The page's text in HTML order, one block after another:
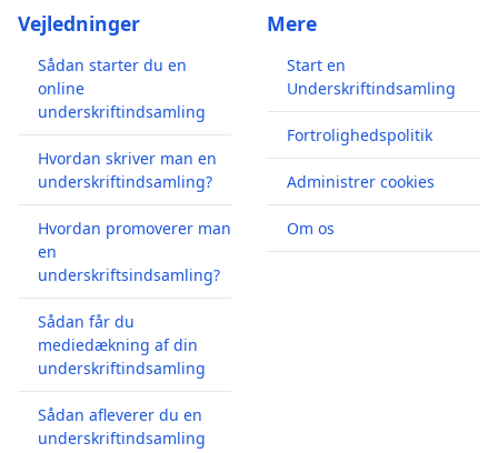
Vejledninger
Sådan starter du en
online
underskriftindsamling
Hvordan skriver man en
underskriftindsamling?
Hvordan promoverer man
en
underskriftsindsamling?
Sådan får du
mediedækning af din
underskriftindsamling
Sådan afleverer du en
underskriftindsamling
Mere
Start en
Underskriftindsamling
Fortrolighedspolitik
Administrer cookies
Om os